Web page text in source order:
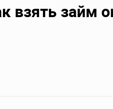
взять займ